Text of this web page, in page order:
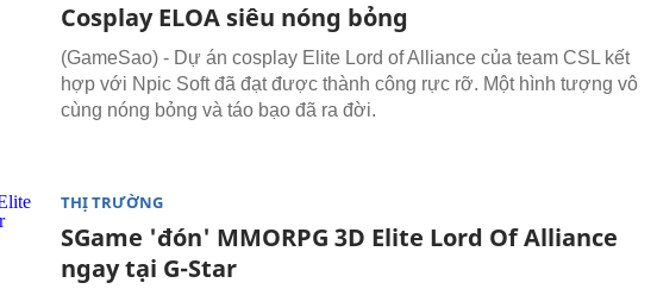
Cosplay ELOA siêu nóng bỏng
(GameSao) - Dự án cosplay Elite Lord of Alliance của team CSL kết
hợp với Npic Soft đã đạt được thành công rực rỡ. Một hình tượng vô
cùng nóng bỏng và táo bạo đã ra đời.
THỊ TRƯỜNG
SGame 'đón' MMORPG 3D Elite Lord Of Alliance
ngay tại G-Star